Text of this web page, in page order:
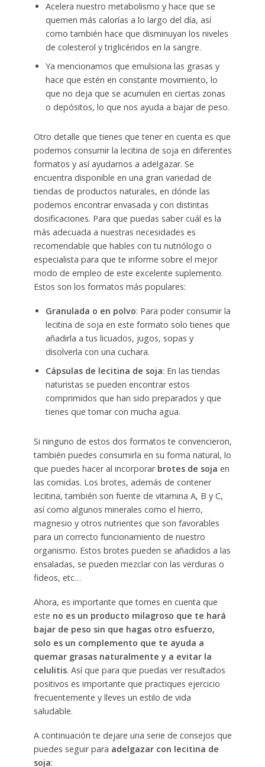
Acelera nuestro metabolismo y hace que se
quemen más calorías a lo largo del día, así
como también hace que disminuyan los niveles
de colesterol y triglicéridos en la sangre.
Ya mencionamos que emulsiona las grasas y
hace que estén en constante movimiento, lo
que no deja que se acumulen en ciertas zonas
o depósitos, lo que nos ayuda a bajar de peso.
Otro detalle que tienes que tener en cuenta es que
podemos consumir la lecitina de soja en diferentes
formatos y así ayudarnos a adelgazar. Se
encuentra disponible en una gran variedad de
tiendas de productos naturales, en dónde las
podemos encontrar envasada y con distintas
dosificaciones. Para que puedas saber cuál es la
más adecuada a nuestras necesidades es
recomendable que hables con tu nutriólogo o
especialista para que te informe sobre el mejor
modo de empleo de este excelente suplemento.
Estos son los formatos más populares:
Granulada o en polvo: Para poder consumir la
lecitina de soja en este formato solo tienes que
añadirla a tus licuados, jugos, sopas y
disolverla con una cuchara.
Cápsulas de lecitina de soja: En las tiendas
naturistas se pueden encontrar estos
comprimidos que han sido preparados y que
tienes que tomar con mucha agua.
Si ninguno de estos dos formatos te convencieron,
también puedes consumirla en su forma natural, lo
que puedes hacer al incorporar brotes de soja en
las comidas. Los brotes, además de contener
lecitina, también son fuente de vitamina A, B y C,
así como algunos minerales como el hierro,
magnesio y otros nutrientes que son favorables
para un correcto funcionamiento de nuestro
organismo. Estos brotes pueden se añadidos a las
ensaladas, se pueden mezclar con las verduras o
fideos, etc…
Ahora, es importante que tomes en cuenta que
este no es un producto milagroso que te hará
bajar de peso sin que hagas otro esfuerzo,
solo es un complemento que te ayuda a
quemar grasas naturalmente y a evitar la
celulitis. Así que para que puedas ver resultados
positivos es importante que practiques ejercicio
frecuentemente y lleves un estilo de vida
saludable.
A continuación te dejare una serie de consejos que
puedes seguir para adelgazar con lecitina de
soja: